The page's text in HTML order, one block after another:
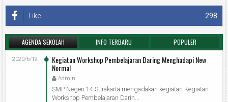
298
Like
AGENDA SEKOLAH INFO TERBARU POPULER
Kegiatan Workshop Pembelajaran Daring Menghadapi New
Normal
Admin
2020/6/19
SMP Negeri 14 Surakarta mengadakan kegiatan Kegiatan
Workshop Pembelajaran Darin...